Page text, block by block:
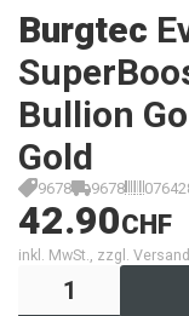
Burgtec
Bullion
Gold
9678 9678
42.90CHF
inkl. MwSt., zzgl.